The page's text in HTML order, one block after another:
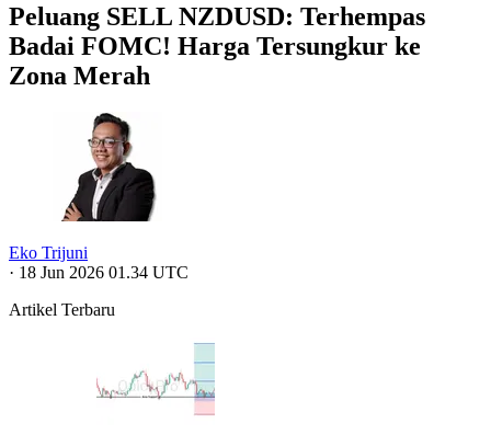
Peluang SELL NZDUSD: Terhempas
Badai FOMC! Harga Tersungkur ke
Zona Merah
Eko Trijuni
· 18 Jun 2026 01.34 UTC
Artikel Terbaru